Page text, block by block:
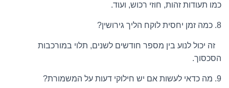
כמו תעודות זהות, חוזי רכוש, ועוד.
8. כמה זמן יחסית לוקח הליך גירושין?
זה יכול לנוע בין מספר חודשים לשנים, תלוי במורכבות
הסכסוך.
9. מה כדאי לעשות אם יש חילוקי דעות על המשמורת?